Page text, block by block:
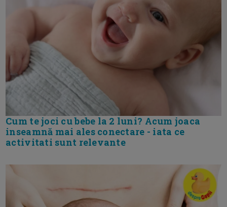
Cum te joci cu bebe la 2 luni? Acum joaca
inseamnă mai ales conectare - iata ce
activitati sunt relevante